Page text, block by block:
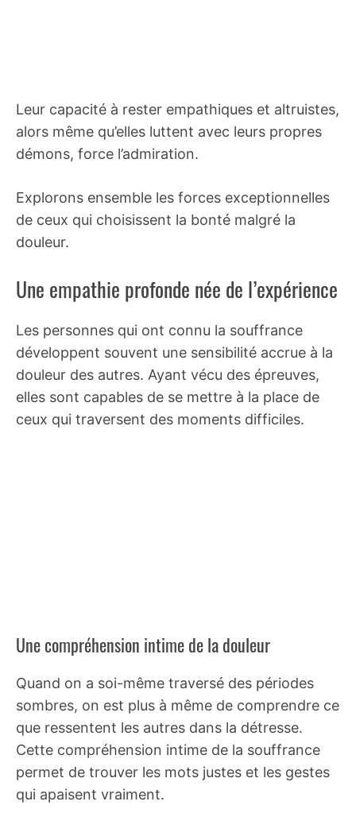
Leur capacité à rester empathiques et altruistes,
alors même qu’elles luttent avec leurs propres
démons, force l’admiration.
Explorons ensemble les forces exceptionnelles
de ceux qui choisissent la bonté malgré la
douleur.
Une empathie profonde née de l’expérience
Les personnes qui ont connu la souffrance
développent souvent une sensibilité accrue à la
douleur des autres. Ayant vécu des épreuves,
elles sont capables de se mettre à la place de
ceux qui traversent des moments difficiles.
Une compréhension intime de la douleur
Quand on a soi-même traversé des périodes
sombres, on est plus à même de comprendre ce
que ressentent les autres dans la détresse.
Cette compréhension intime de la souffrance
permet de trouver les mots justes et les gestes
qui apaisent vraiment.